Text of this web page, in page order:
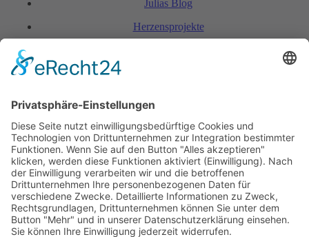
Julias Blog
Herzensprojekte
Rechtliches
Hinweis zur Heilarbeit
Daten­schutz­er­klärung
Impressum
Spendenkonto Indien
Indienreise 2027
Kontakt